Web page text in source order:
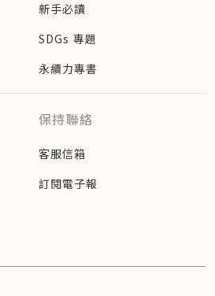
新手必讀
SDGs 專題
永續力專書
保持聯絡
客服信箱
訂閱電子報